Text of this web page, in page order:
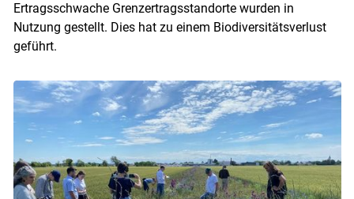
Ertragsschwache Grenzertragsstandorte wurden in
Nutzung gestellt. Dies hat zu einem Biodiversitätsverlust
geführt.